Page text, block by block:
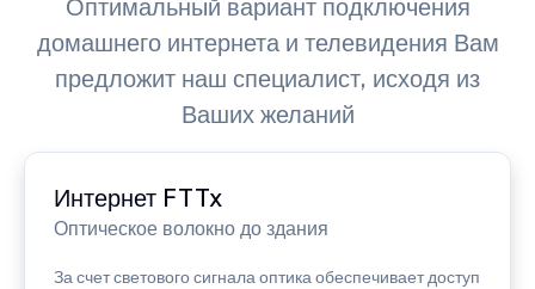
Оптимальный вариант подключения
домашнего интернета и телевидения Вам
предложит наш специалист, исходя из
Ваших желаний
Интернет FTTx
Оптическое волокно до здания
За счет светового сигнала оптика обеспечивает доступ